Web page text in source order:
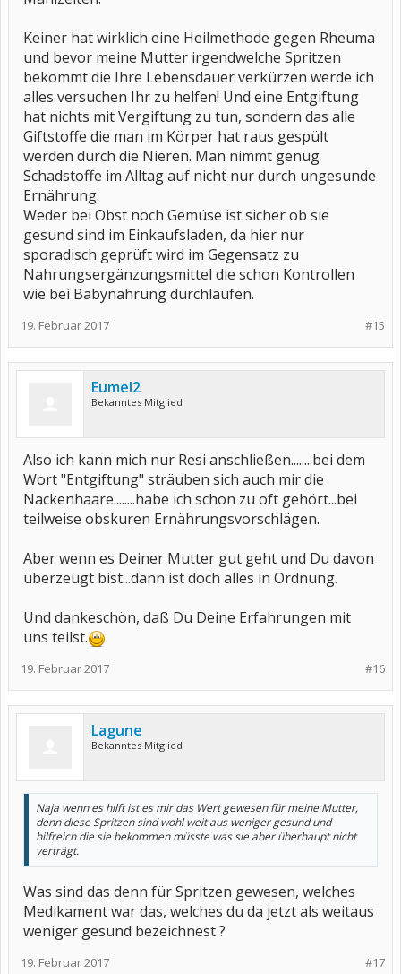
Keiner hat wirklich eine Heilmethode gegen Rheuma
und bevor meine Mutter irgendwelche Spritzen
bekommt die Ihre Lebensdauer verkürzen werde ich
alles versuchen Ihr zu helfen! Und eine Entgiftung
hat nichts mit Vergiftung zu tun, sondern das alle
Giftstoffe die man im Körper hat raus gespült
werden durch die Nieren. Man nimmt genug
Schadstoffe im Alltag auf nicht nur durch ungesunde
Ernährung.
Weder bei Obst noch Gemüse ist sicher ob sie
gesund sind im Einkaufsladen, da hier nur
sporadisch geprüft wird im Gegensatz zu
Nahrungsergänzungsmittel die schon Kontrollen
wie bei Babynahrung durchlaufen.
#15
19. Februar 2017
Eumel2
Bekanntes Mitglied
Also ich kann mich nur Resi anschließen........bei dem
Wort "Entgiftung" sträuben sich auch mir die
Nackenhaare........habe ich schon zu oft gehört...bei
teilweise obskuren Ernährungsvorschlägen.
Aber wenn es Deiner Mutter gut geht und Du davon
überzeugt bist...dann ist doch alles in Ordnung.
Und dankeschön, daß Du Deine Erfahrungen mit
uns teilst.
#16
19. Februar 2017
Lagune
Bekanntes Mitglied
Naja wenn es hilft ist es mir das Wert gewesen für meine Mutter,
denn diese Spritzen sind wohl weit aus weniger gesund und
hilfreich die sie bekommen müsste was sie aber überhaupt nicht
verträgt.
Was sind das denn für Spritzen gewesen, welches
Medikament war das, welches du da jetzt als weitaus
weniger gesund bezeichnest ?
#17
19. Februar 2017